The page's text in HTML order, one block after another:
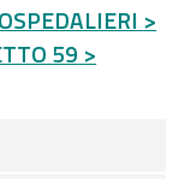
>
59 >